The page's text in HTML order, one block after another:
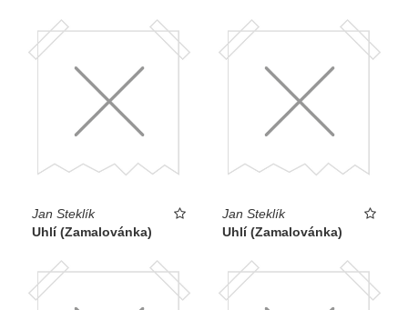
Jan Steklík
Uhlí (Zamalovánka)
Jan Steklík
Uhlí (Zamalovánka)